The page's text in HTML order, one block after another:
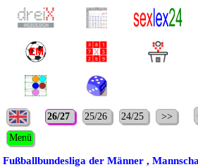
26/27 25/26 24/25 >>
Menü
Fußballbundesliga der Männer ,